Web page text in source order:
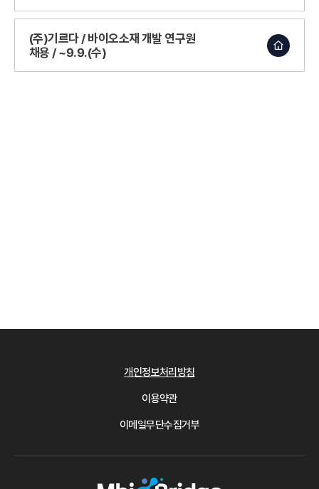
(주)기르다 / 바이오소재 개발 연구원
채용 / ~9.9.(수)
개인정보처리방침
이용약관
이메일무단수집거부